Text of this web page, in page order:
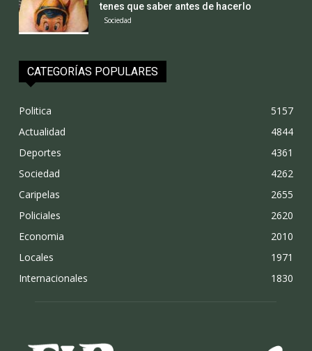
tenes que saber antes de hacerlo
Sociedad
CATEGORÍAS POPULARES
Politica
5157
Actualidad
4844
Deportes
4361
Sociedad
4262
Caripelas
2655
Policiales
2620
Economia
2010
Locales
1971
Internacionales
1830